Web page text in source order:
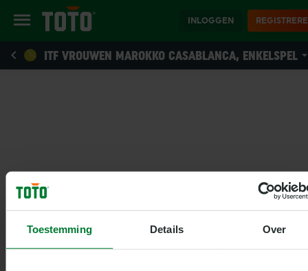
Toestemming Details Over
INLOGGEN
ITF VROUWEN MAROKKO CASABLANCA, ENKELSPEL